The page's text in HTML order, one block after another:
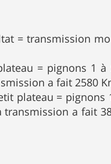
= transmission
= pignons 1 à
a fait 2580
plateau = pignons
a fait